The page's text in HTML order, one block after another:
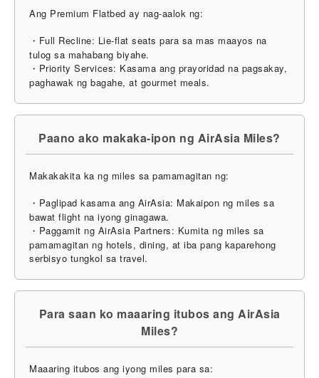
Ang Premium Flatbed ay nag-aalok ng:
・Full Recline: Lie-flat seats para sa mas maayos na
tulog sa mahabang biyahe.
・Priority Services: Kasama ang prayoridad na pagsakay,
paghawak ng bagahe, at gourmet meals.
Paano ako makaka-ipon ng AirAsia Miles?
Makakakita ka ng miles sa pamamagitan ng:
・Paglipad kasama ang AirAsia: Makaipon ng miles sa
bawat flight na iyong ginagawa.
・Paggamit ng AirAsia Partners: Kumita ng miles sa
pamamagitan ng hotels, dining, at iba pang kaparehong
serbisyo tungkol sa travel.
Para saan ko maaaring itubos ang AirAsia
Miles?
Maaaring itubos ang iyong miles para sa: